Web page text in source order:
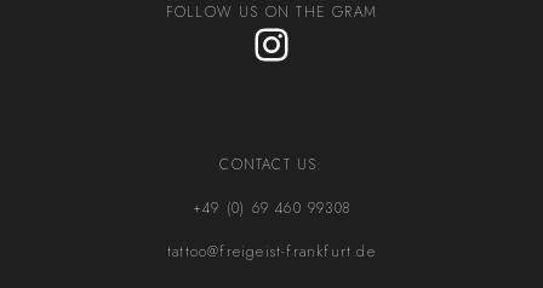
FOLLOW US ON THE GRAM
Instagram
CONTACT US:
+49 (0) 69 460 99308
tattoo@freigeist-frankfurt.de